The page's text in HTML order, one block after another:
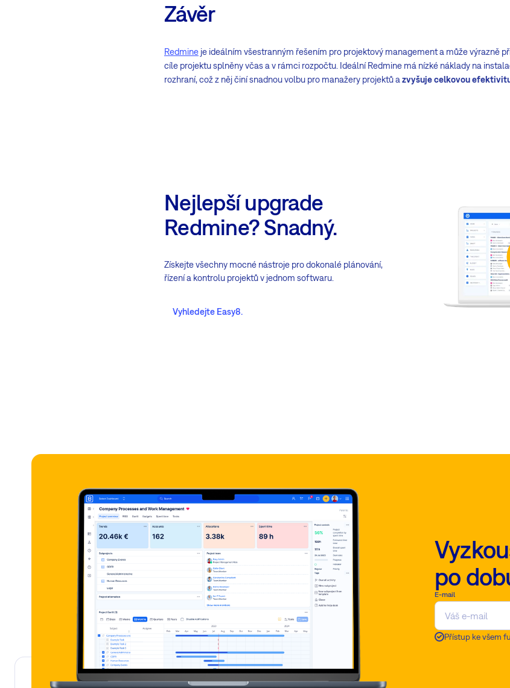
Závěr
Redmine je ideálním všestranným řešením pro projektový management a může výrazně
cíle projektu splněny včas a v rámci rozpočtu. Ideální Redmine má nízké náklady na
rozhraní, což z něj činí snadnou volbu pro manažery projektů a zvyšuje celkovou
Nejlepší upgrade
Redmine? Snadný.
Získejte všechny mocné nástroje pro dokonalé plánování,
řízení a kontrolu projektů v jednom softwaru.
Vyhledejte Easy8.
po
E-mail
Přístup ke všem